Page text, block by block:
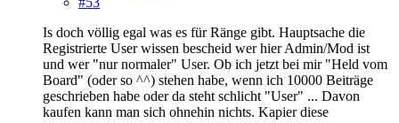
Is doch völlig egal was es für Ränge gibt. Hauptsache die
Registrierte User wissen bescheid wer hier Admin/Mod ist
und wer "nur normaler" User. Ob ich jetzt bei mir "Held vom
Board" (oder so ^^) stehen habe, wenn ich 10000 Beiträge
geschrieben habe oder da steht schlicht "User" ... Davon
kaufen kann man sich ohnehin nichts. Kapier diese